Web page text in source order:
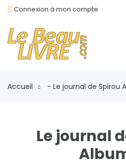
Connexion à mon compte
Accueil - Le journal de Spirou
Le journal